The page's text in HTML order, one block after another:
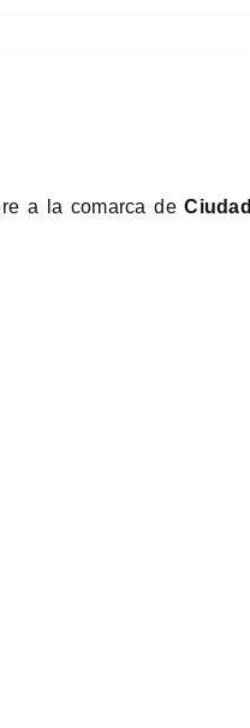
a la comarca deCiudad